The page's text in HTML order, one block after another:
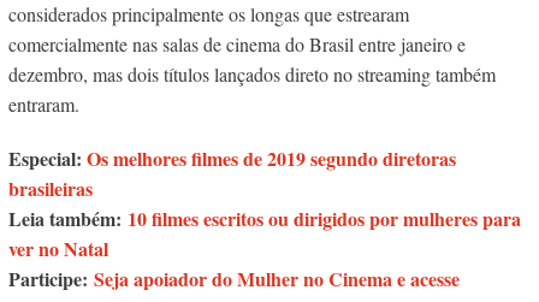
considerados principalmente os longas que estrearam
comercialmente nas salas de cinema do Brasil entre janeiro e
dezembro, mas dois títulos lançados direto no streaming também
entraram.
Especial: Os melhores filmes de 2019 segundo diretoras
brasileiras
Leia também: 10 filmes escritos ou dirigidos por mulheres para
ver no Natal
Participe: Seja apoiador do Mulher no Cinema e acesse